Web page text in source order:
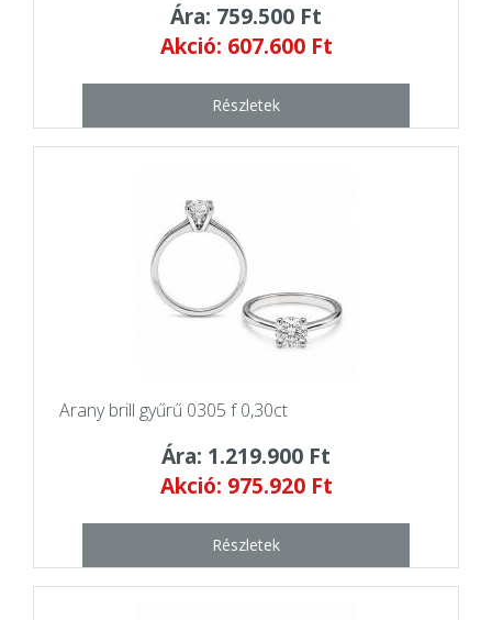
Ára: 759.500 Ft
Akció: 607.600 Ft
Részletek
Arany brill gyűrű 0305 f 0,30ct
Ára: 1.219.900 Ft
Akció: 975.920 Ft
Részletek